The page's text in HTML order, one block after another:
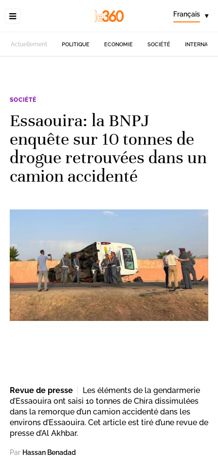
Français ▾
Actuellement POLITIQUE ECONOMIE SOCIÉTÉ
SOCIÉTÉ
Essaouira: la BNPJ
enquête sur 10 tonnes de
drogue retrouvées dans un
camion accidenté
Revue de presse
Les éléments de la gendarmerie
d’Essaouira ont saisi 10 tonnes de Chira dissimulées
dans la remorque d’un camion accidenté dans les
environs d’Essaouira. Cet article est tiré d’une revue de
presse d’Al Akhbar.
Par Hassan Benadad